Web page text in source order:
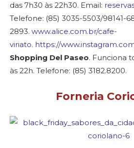
das 7h30 às 22h30. Email:
Telefone: (85) 3035-5503/98141-
2893. www.alice.com.br/cafe-
viriato. https://
Shopping Del Paseo. Funciona
às 22h. Telefone: (85) 3182.8200.
Forneria